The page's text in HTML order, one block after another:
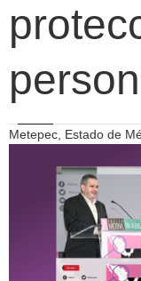
Metepec, Estado de